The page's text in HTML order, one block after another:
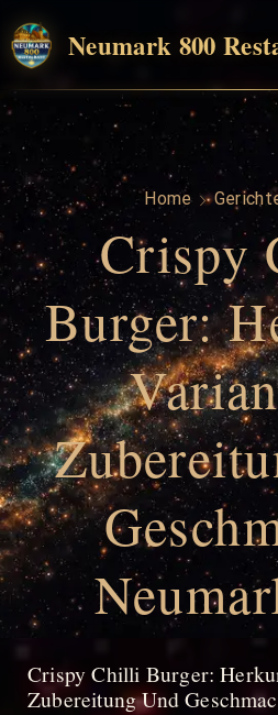
Neumark 800
Home
Crispy
Burger:
Crispy Chilli Burger:
Zubereitung Und